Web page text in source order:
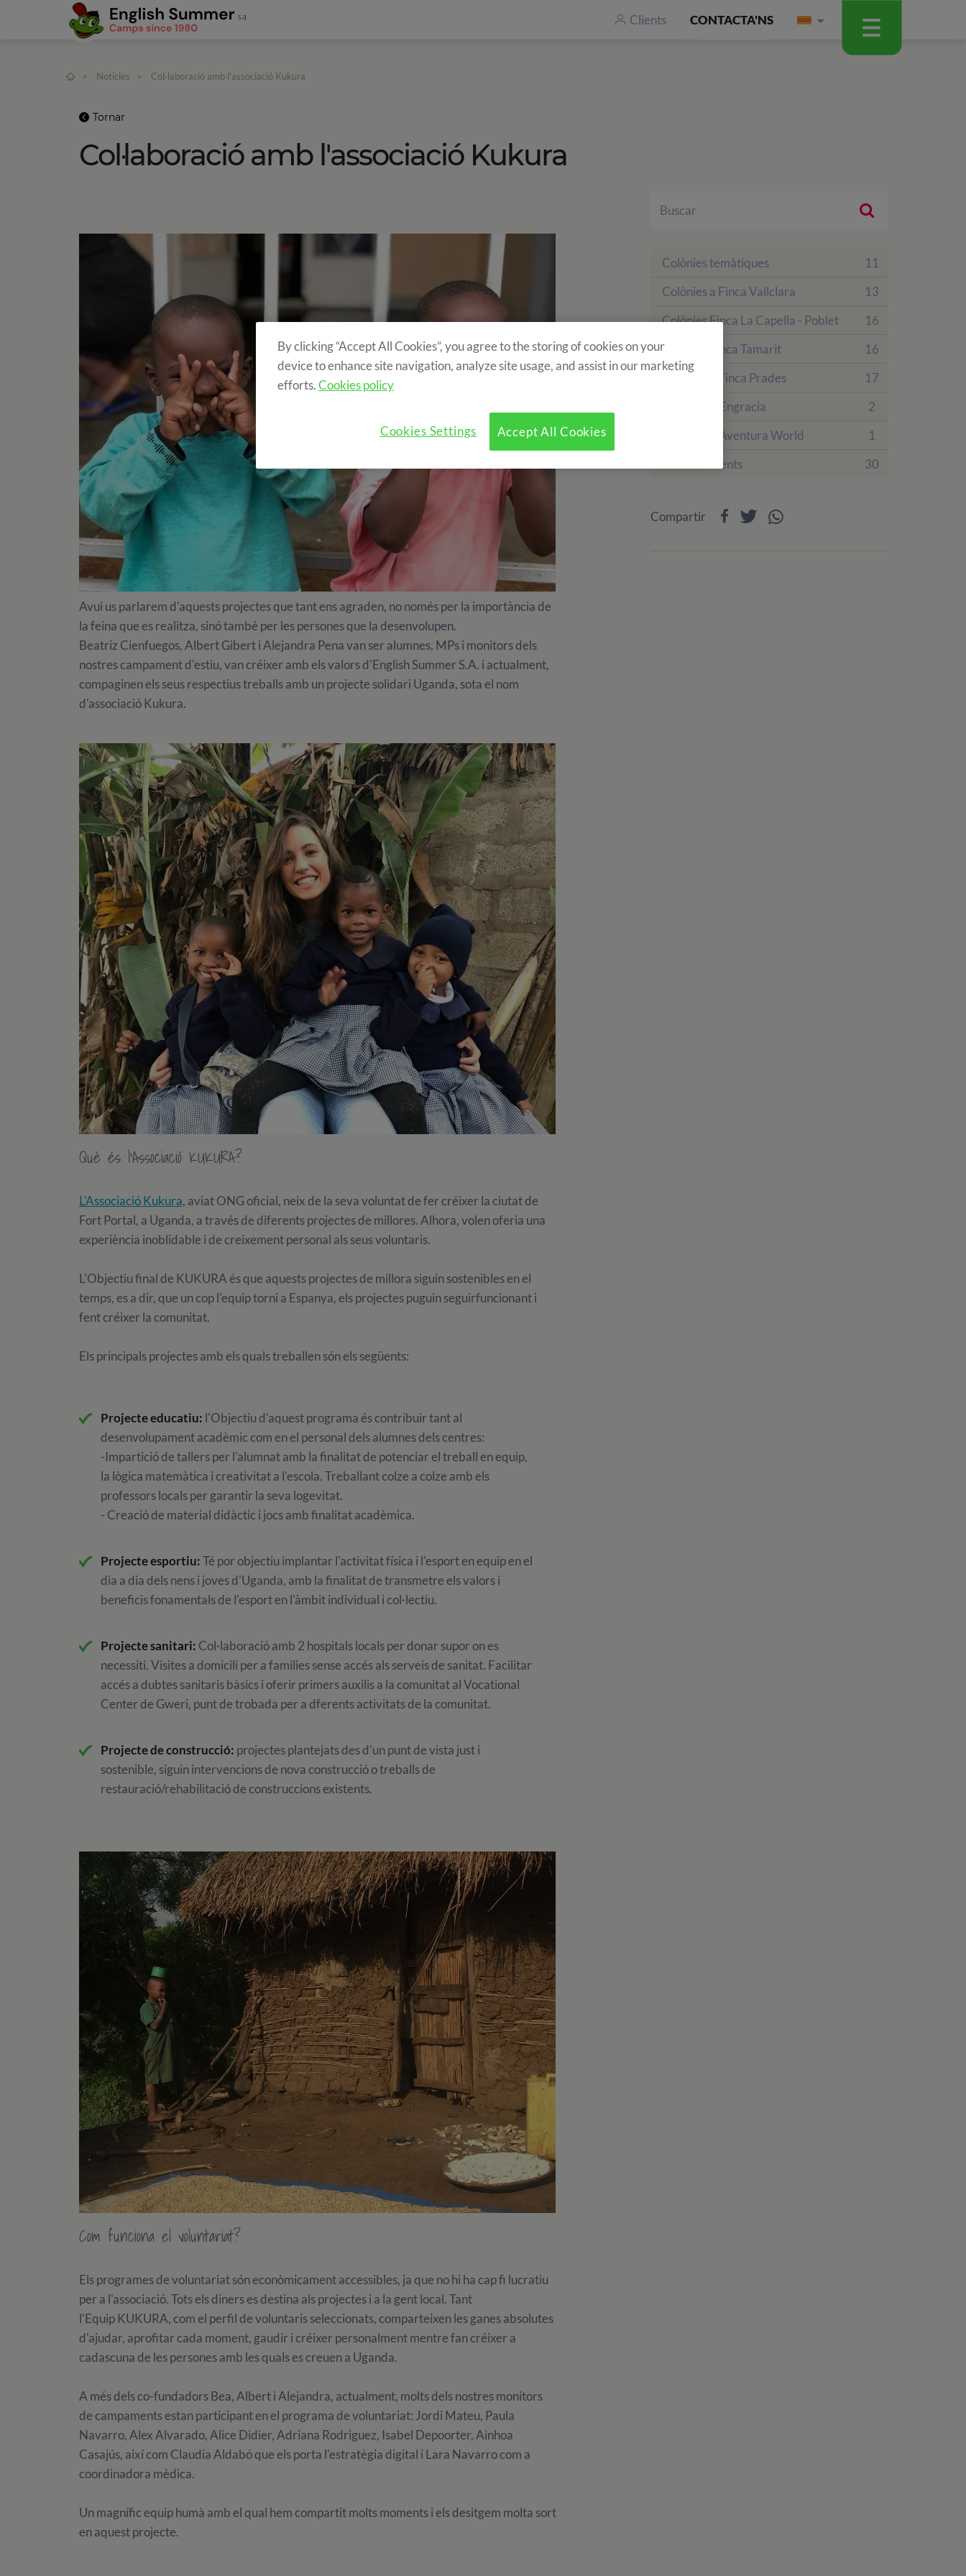
Clients CONTACTA'NS
> Notícies > Col·laboració amb l'associació Kukura
Tornar
Col·laboració amb l'associació Kukura
Avui us parlarem d'aquests projectes que tant ens agraden, no només per la importància de
la feina que es realitza, sinó també per les persones que la desenvolupen.
Beatriz Cienfuegos, Albert Gibert i Alejandra Pena van ser alumnes, MPs i monitors dels
nostres campament d'estiu, van créixer amb els valors d'English Summer S.A. i actualment,
compaginen els seus respectius treballs amb un projecte solidari Uganda, sota el nom
d'associació Kukura.
Què és l'Associació KUKURA?
L'Associació Kukura, aviat ONG oficial, neix de la seva voluntat de fer créixer la ciutat de
Fort Portal, a Uganda, a través de diferents projectes de millores. Alhora, volen oferia una
experiència inoblidable i de creixement personal als seus voluntaris.
L'Objectiu final de KUKURA és que aquests projectes de millora siguin sostenibles en el
temps, es a dir, que un cop l'equip torni a Espanya, els projectes puguin seguirfuncionant i
fent créixer la comunitat.
Els principals projectes amb els quals treballen són els següents:
Projecte educatiu: l'Objectiu d'aquest programa és contribuir tant al
desenvolupament acadèmic com en el personal dels alumnes dels centres:
-Impartició de tallers per l'alumnat amb la finalitat de potenciar el treball en equip,
la lògica matemàtica i creativitat a l'escola. Treballant colze a colze amb els
professors locals per garantir la seva logevitat.
- Creació de material didàctic i jocs amb finalitat acadèmica.
Projecte esportiu:Té por objectiu implantar l'activitat física i l'esport en equip en el
dia a dia dels nens i joves d'Uganda, amb la finalitat de transmetre els valors i
beneficis fonamentals de l'esport en l'àmbit individual i col·lectiu.
Projecte sanitari: Col·laboració amb 2 hospitals locals per donar supor on es
necessiti. Visites a domicili per a families sense accés als serveis de sanitat. Facilitar
accés a dubtes sanitaris bàsics i oferir primers auxilis a la comunitat al Vocational
Center de Gweri, punt de trobada per a dferents activitats de la comunitat.
Projecte de construcció: projectes plantejats des d'un punt de vista just i
sostenible, siguin intervencions de nova construcció o treballs de
restauració/rehabilitació de construccions existents.
Com funciona el voluntariat?
Els programes de voluntariat són econòmicament accessibles, ja que no hi ha cap fi lucratiu
per a l'associació. Tots els diners es destina als projectes i a la gent local. Tant
l'Equip KUKURA, com el perfil de voluntaris seleccionats, comparteixen les ganes absolutes
d'ajudar, aprofitar cada moment, gaudir i créixer personalment mentre fan créixer a
cadascuna de les persones amb les quals es creuen a Uganda.
A més dels co-fundadors Bea, Albert i Alejandra, actualment, molts dels nostres monitors
de campaments estan participant en el programa de voluntariat: Jordi Mateu, Paula
Navarro, Alex Alvarado, Alice Didier, Adriana Rodriguez, Isabel Depoorter, Ainhoa ​​
Casajús, així com Claudia Aldabó que els porta l'estratègia digital i Lara Navarro com a
coordinadora mèdica.
Un magnífic equip humà amb el qual hem compartit molts moments i els desitgem molta sort
en aquest projecte.
Colònies temàtiques
11
Colònies a Finca Vallclara
13
Colònies Finca La Capella - Poblet
16
Colònies Finca Tamarit
16
Colònies a Finca Prades
17
Hotel Villa Engracia
2
Sobre PortAventura World
1
Esdeveniments
30
Compartir
By clicking “Accept All Cookies”, you agree to the storing of cookies on your
device to enhance site navigation, analyze site usage, and assist in our marketing
efforts.Cookies policy
Accept All Cookies
Cookies Settings